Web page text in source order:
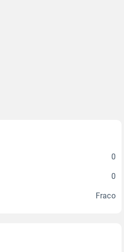
0
0
Fraco